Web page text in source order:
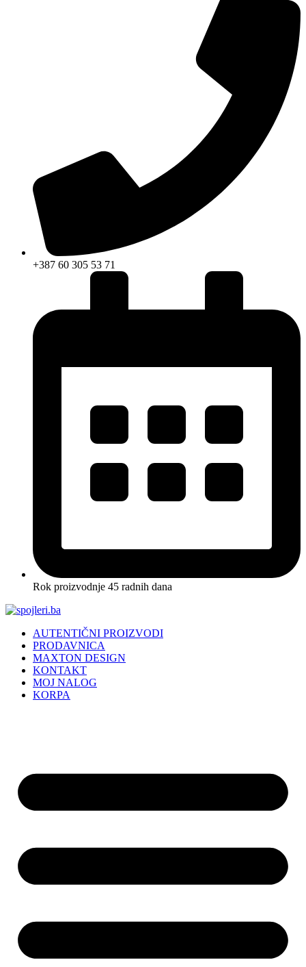
+387 60 305 53 71
Rok proizvodnje 45 radnih dana
AUTENTIČNI PROIZVODI
PRODAVNICA
MAXTON DESIGN
KONTAKT
MOJ NALOG
KORPA